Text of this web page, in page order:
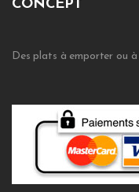
CONCEPT
Des plats à emporter ou